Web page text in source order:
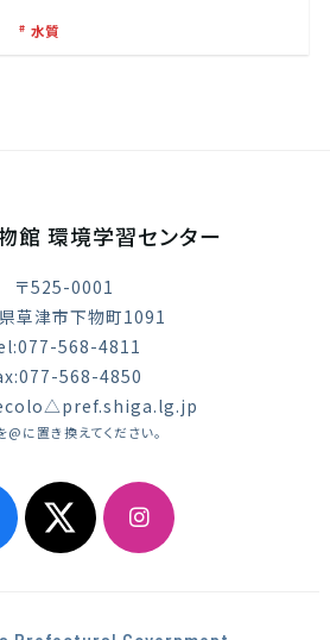
水質
館 環境学習センター
〒525-0001
草津市下物町1091
568-4811
568-4850
に置き換えてください。